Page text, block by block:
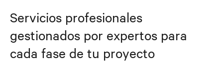
Servicios profesionales
gestionados por expertos para
cada fase de tu proyecto